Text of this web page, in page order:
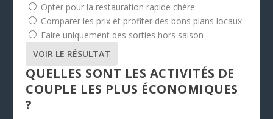
Opter pour la restauration rapide chère
Comparer les prix et profiter des bons plans locaux
Faire uniquement des sorties hors saison
VOIR LE RÉSULTAT
QUELLES SONT LES ACTIVITÉS DE
COUPLE LES PLUS ÉCONOMIQUES
?